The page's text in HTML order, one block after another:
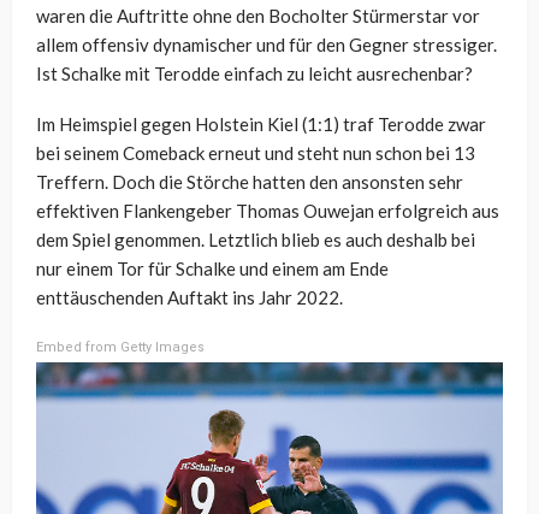
waren die Auftritte ohne den Bocholter Stürmerstar vor
allem offensiv dynamischer und für den Gegner stressiger.
Ist Schalke mit Terodde einfach zu leicht ausrechenbar?
Im Heimspiel gegen Holstein Kiel (1:1) traf Terodde zwar
bei seinem Comeback erneut und steht nun schon bei 13
Treffern. Doch die Störche hatten den ansonsten sehr
effektiven Flankengeber Thomas Ouwejan erfolgreich aus
dem Spiel genommen. Letztlich blieb es auch deshalb bei
nur einem Tor für Schalke und einem am Ende
enttäuschenden Auftakt ins Jahr 2022.
Embed from Getty Images